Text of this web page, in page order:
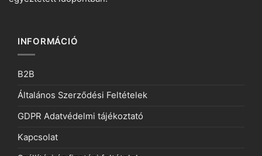
INFORMÁCIÓ
B2B
Általános Szerződési Feltételek
GDPR Adatvédelmi tájékoztató
Kapcsolat